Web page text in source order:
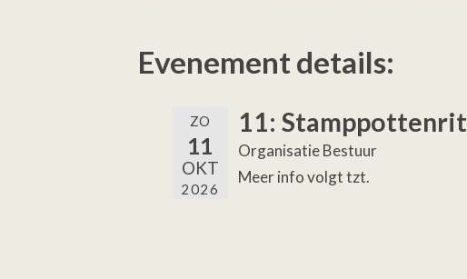
Evenement details:
ZO
11
OKT
2026
11: Stamppottenrit
Organisatie Bestuur
Meer info volgt tzt.